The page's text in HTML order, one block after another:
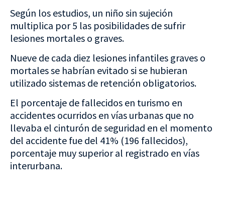
Según los estudios, un niño sin sujeción
multiplica por 5 las posibilidades de sufrir
lesiones mortales o graves.
Nueve de cada diez lesiones infantiles graves o
mortales se habrían evitado si se hubieran
utilizado sistemas de retención obligatorios.
El porcentaje de fallecidos en turismo en
accidentes ocurridos en vías urbanas que no
llevaba el cinturón de seguridad en el momento
del accidente fue del 41% (196 fallecidos),
porcentaje muy superior al registrado en vías
interurbana.